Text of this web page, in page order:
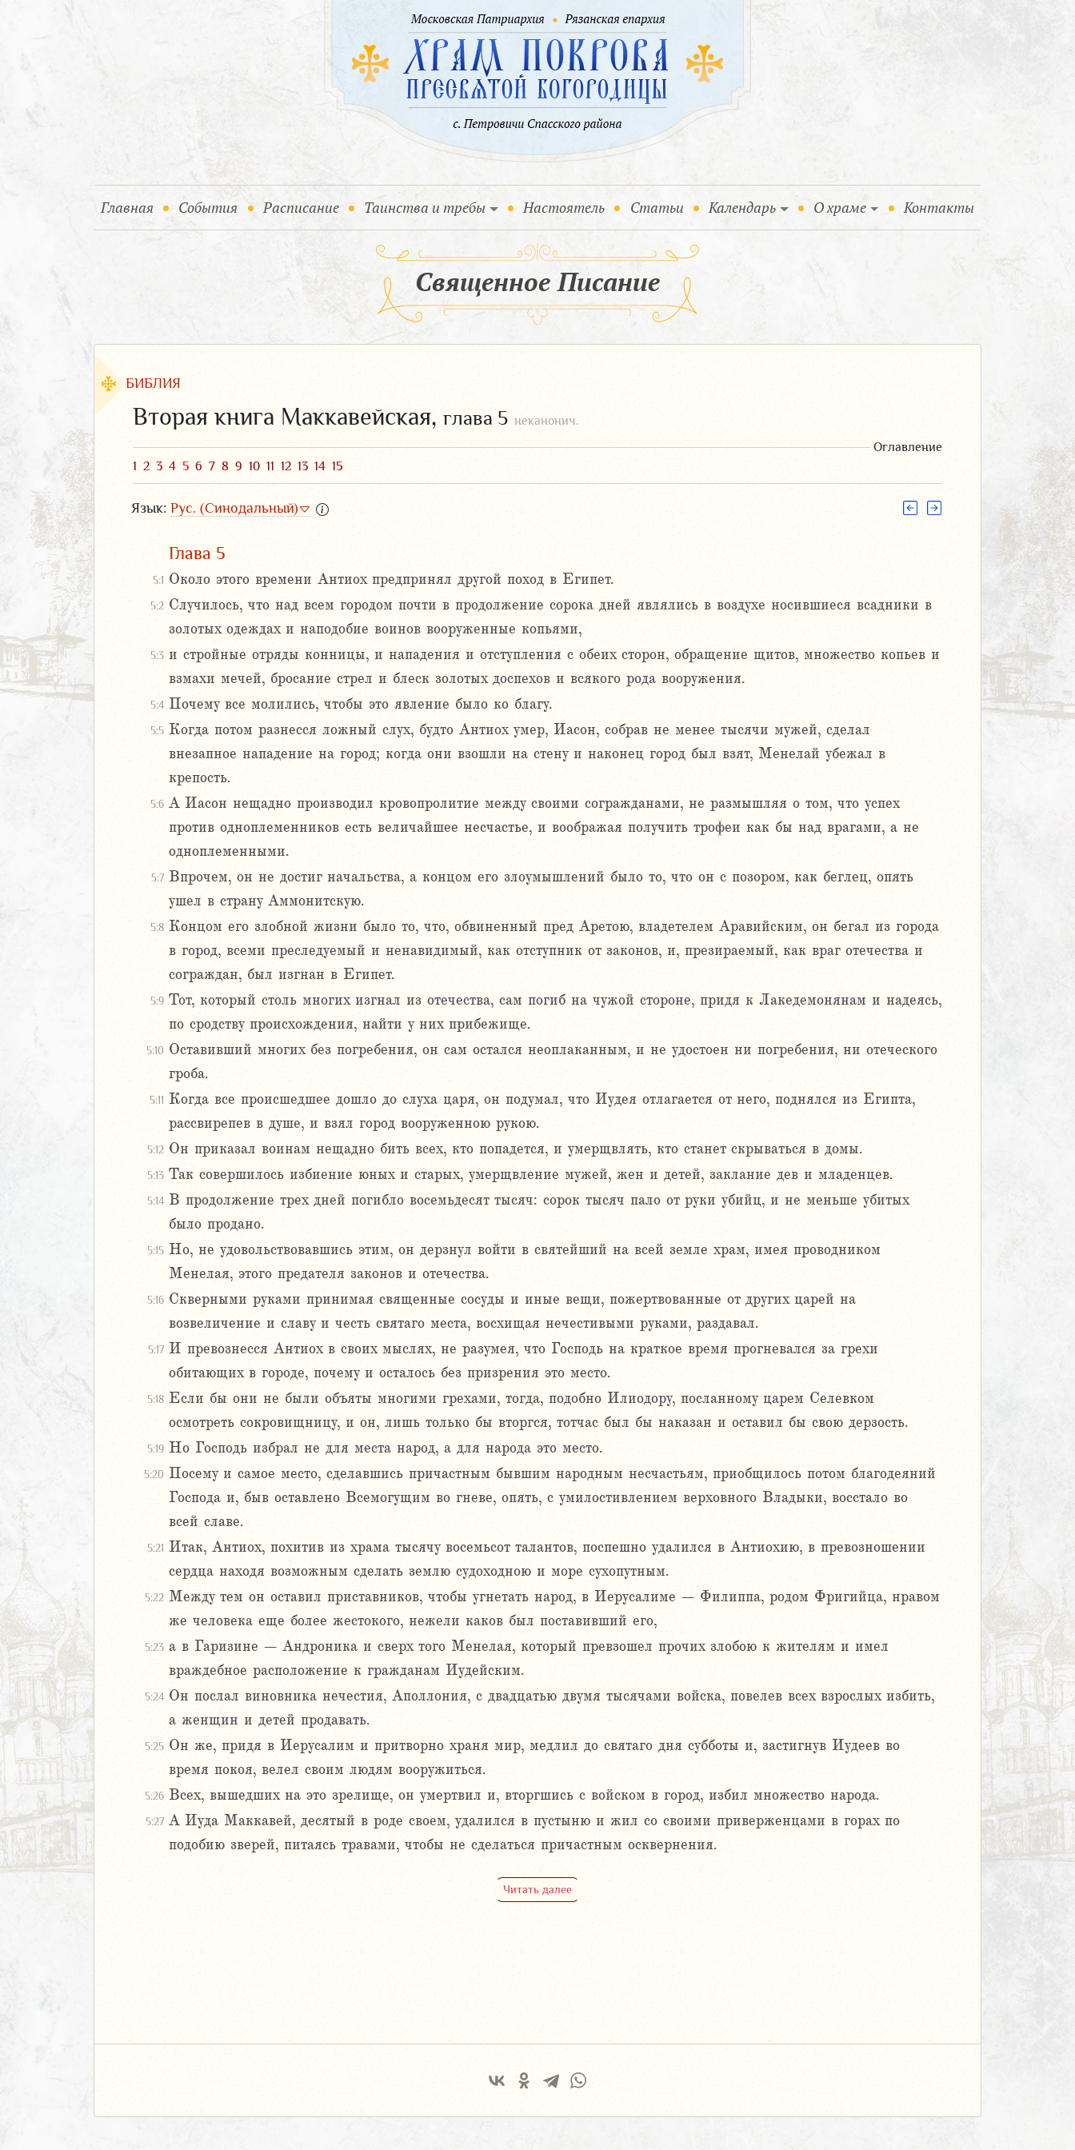
Главная (current)
События (current)
Расписание Таинства и требы Настоятель Статьи Календарь О храме Контакты
Священное Писание
БИБЛИЯ
Вторая книга Маккавейская, глава 5 неканонич.
Оглавление
1 2 3 4 5 6 7 8 9 10 11 12 13 14 15
Язык: Рус. (Синодальный)
Глава 5
5:1 Около этого времени Антиох предпринял другой поход в Египет.
5:2 Случилось, что над всем городом почти в продолжение сорока дней являлись в воздухе носившиеся всадники в
золотых одеждах и наподобие воинов вооруженные копьями,
5:3 и стройные отряды конницы, и нападения и отступления с обеих сторон, обращение щитов, множество копьев и
взмахи мечей, бросание стрел и блеск золотых доспехов и всякого рода вооружения.
5:4 Почему все молились, чтобы это явление было ко благу.
5:5 Когда потом разнесся ложный слух, будто Антиох умер, Иасон, собрав не менее тысячи мужей, сделал
внезапное нападение на город; когда они взошли на стену и наконец город был взят, Менелай убежал в
крепость.
5:6 А Иасон нещадно производил кровопролитие между своими согражданами, не размышляя о том, что успех
против одноплеменников есть величайшее несчастье, и воображая получить трофеи как бы над врагами, а не
одноплеменными.
5:7 Впрочем, он не достиг начальства, а концом его злоумышлений было то, что он с позором, как беглец, опять
ушел в страну Аммонитскую.
5:8 Концом его злобной жизни было то, что, обвиненный пред Аретою, владетелем Аравийским, он бегал из города
в город, всеми преследуемый и ненавидимый, как отступник от законов, и, презираемый, как враг отечества и
сограждан, был изгнан в Египет.
5:9 Тот, который столь многих изгнал из отечества, сам погиб на чужой стороне, придя к Лакедемонянам и надеясь,
по сродству происхождения, найти у них прибежище.
5:10 Оставивший многих без погребения, он сам остался неоплаканным, и не удостоен ни погребения, ни отеческого
гроба.
5:11 Когда все происшедшее дошло до слуха царя, он подумал, что Иудея отлагается от него, поднялся из Египта,
рассвирепев в душе, и взял город вооруженною рукою.
5:12 Он приказал воинам нещадно бить всех, кто попадется, и умерщвлять, кто станет скрываться в домы.
5:13 Так совершилось избиение юных и старых, умерщвление мужей, жен и детей, заклание дев и младенцев.
5:14 В продолжение трех дней погибло восемьдесят тысяч: сорок тысяч пало от руки убийц, и не меньше убитых
было продано.
5:15 Но, не удовольствовавшись этим, он дерзнул войти в святейший на всей земле храм, имея проводником
Менелая, этого предателя законов и отечества.
5:16 Скверными руками принимая священные сосуды и иные вещи, пожертвованные от других царей на
возвеличение и славу и честь святаго места, восхищая нечестивыми руками, раздавал.
5:17 И превознесся Антиох в своих мыслях, не разумея, что Господь на краткое время прогневался за грехи
обитающих в городе, почему и осталось без призрения это место.
5:18 Если бы они не были объяты многими грехами, тогда, подобно Илиодору, посланному царем Селевком
осмотреть сокровищницу, и он, лишь только бы вторгся, тотчас был бы наказан и оставил бы свою дерзость.
5:19 Но Господь избрал не для места народ, а для народа это место.
5:20 Посему и самое место, сделавшись причастным бывшим народным несчастьям, приобщилось потом благодеяний
Господа и, быв оставлено Всемогущим во гневе, опять, с умилостивлением верховного Владыки, восстало во
всей славе.
5:21 Итак, Антиох, похитив из храма тысячу восемьсот талантов, поспешно удалился в Антиохию, в превозношении
сердца находя возможным сделать землю судоходною и море сухопутным.
5:22 Между тем он оставил приставников, чтобы угнетать народ, в Иерусалиме – Филиппа, родом Фригийца, нравом
же человека еще более жестокого, нежели каков был поставивший его,
5:23 а в Гаризине – Андроника и сверх того Менелая, который превзошел прочих злобою к жителям и имел
враждебное расположение к гражданам Иудейским.
5:24 Он послал виновника нечестия, Аполлония, с двадцатью двумя тысячами войска, повелев всех взрослых избить,
а женщин и детей продавать.
5:25 Он же, придя в Иерусалим и притворно храня мир, медлил до святаго дня субботы и, застигнув Иудеев во
время покоя, велел своим людям вооружиться.
5:26 Всех, вышедших на это зрелище, он умертвил и, вторгшись с войском в город, избил множество народа.
5:27 А Иуда Маккавей, десятый в роде своем, удалился в пустыню и жил со своими приверженцами в горах по
подобию зверей, питаясь травами, чтобы не сделаться причастным осквернения.
Читать далее